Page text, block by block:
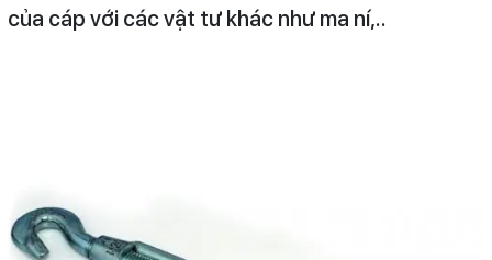
của cáp với các vật tư khác như ma ní,..